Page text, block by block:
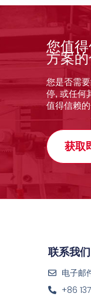
您值
方案
您是否需
停, 或任何
值得信赖
获取
联系我们
电子
+86